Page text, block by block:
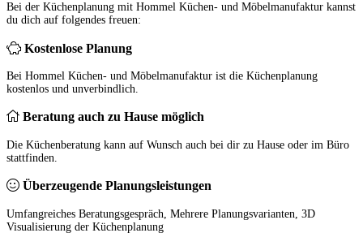
Bei der Küchenplanung mit Hommel Küchen- und Möbelmanufaktur kannst
du dich auf folgendes freuen:
Kostenlose Planung
Bei Hommel Küchen- und Möbelmanufaktur ist die Küchenplanung
kostenlos und unverbindlich.
Beratung auch zu Hause möglich
Die Küchenberatung kann auf Wunsch auch bei dir zu Hause oder im Büro
stattfinden.
Überzeugende Planungsleistungen
Umfangreiches Beratungsgespräch, Mehrere Planungsvarianten, 3D
Visualisierung der Küchenplanung